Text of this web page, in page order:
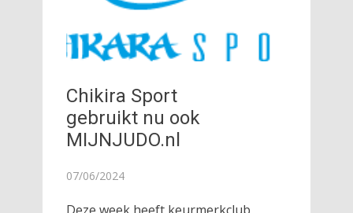
Chikira Sport
gebruikt nu ook
MIJNJUDO.nl
07/06/2024